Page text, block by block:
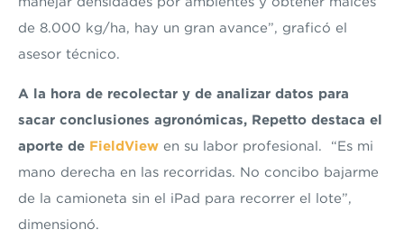
de 8.000 kg/ha, hay un gran avance”, graficó el
asesor técnico.
A la hora de recolectar y de analizar datos para
sacar conclusiones agronómicas, Repetto destaca el
aporte de FieldView en su labor profesional. “Es mi
mano derecha en las recorridas. No concibo bajarme
de la camioneta sin el iPad para recorrer el lote”,
dimensionó.